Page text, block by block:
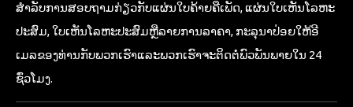
ສໍາ​ລັບ​ການ​ສອບ​ຖາມ​ກ່ຽວ​ກັບ​ແຜ່ນ​ໃບ​ຄ້າຍ​ຄື​ເພັດ​, ແຜ່ນ​ໃບ​ເຫັນ​ໂລຫະ​
ປະສົມ​, ໃບ​ເຫັນ​ໂລຫະ​ປະສົມ​ຫຼື​ລາຍ​ການ​ລາ​ຄາ​, ກະ​ລຸ​ນາ​ປ່ອຍ​ໃຫ້​ອີ​
ເມລ​ຂອງ​ທ່ານ​ກັບ​ພວກ​ເຮົາ​ແລະ​ພວກ​ເຮົາ​ຈະ​ຕິດ​ຕໍ່​ພົວ​ພັນ​ພາຍ​ໃນ 24
ຊົ່ວ​ໂມງ​.